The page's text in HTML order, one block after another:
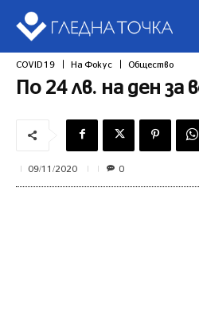
COVID 19 На Фокус Общество
По 24 лв. на ден за
09/11/2020 0